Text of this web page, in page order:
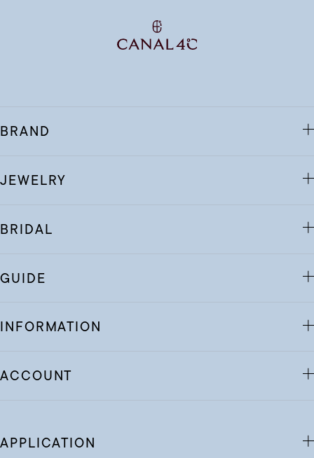
BRAND
JEWELRY
BRIDAL
GUIDE
INFORMATION
ACCOUNT
APPLICATION